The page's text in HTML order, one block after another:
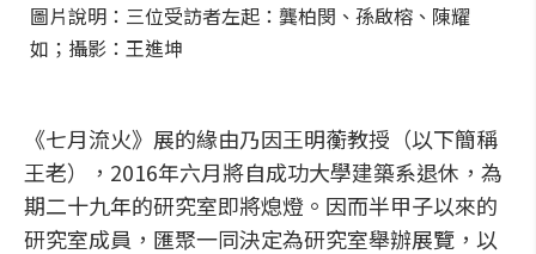
圖片說明：三位受訪者左起：龔柏閔、孫啟榕、陳耀
如；攝影：王進坤
《七月流火》展的緣由乃因王明蘅教授（以下簡稱
王老），2016年六月將自成功大學建築系退休，為
期二十九年的研究室即將熄燈。因而半甲子以來的
研究室成員，匯聚一同決定為研究室舉辦展覽，以